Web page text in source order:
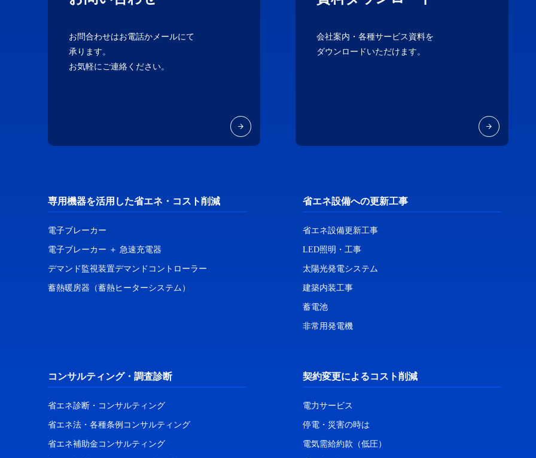
お問合わせはお電話かメールにて
承ります。
お気軽にご連絡ください。
会社案内・各種サービス資料を
ダウンロードいただけます。
専用機器を活用した省エネ・コスト削減
電子ブレーカー
電子ブレーカー ＋ 急速充電器
デマンド監視装置デマンドコントローラー
蓄熱暖房器（蓄熱ヒーターシステム）
省エネ設備への更新工事
省エネ設備更新工事
LED照明・工事
太陽光発電システム
建築内装工事
蓄電池
非常用発電機
コンサルティング・調査診断
省エネ診断・コンサルティング
省エネ法・各種条例コンサルティング
省エネ補助金コンサルティング
契約変更によるコスト削減
電力サービス
停電・災害の時は
電気需給約款（低圧）